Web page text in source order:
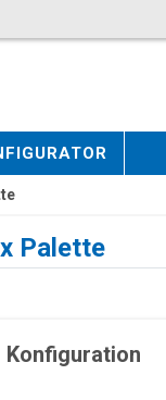
Palette
Konfiguration